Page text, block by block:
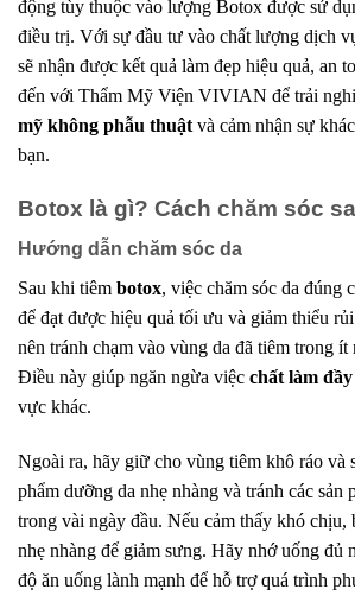
động tùy thuộc vào lượng Botox được sử
điều trị. Với sự đầu tư vào chất lượng dịch
sẽ nhận được kết quả làm đẹp hiệu quả, an
đến với Thẩm Mỹ Viện VIVIAN để trải
mỹ không phẫu thuật và cảm nhận sự
bạn.
Botox là gì? Cách chăm sóc
Hướng dẫn chăm sóc da
Sau khi tiêm botox, việc chăm sóc da đúng
để đạt được hiệu quả tối ưu và giảm thiểu
nên tránh chạm vào vùng da đã tiêm trong ít
Điều này giúp ngăn ngừa việc chất làm đầy
vực khác.
Ngoài ra, hãy giữ cho vùng tiêm khô ráo và
phẩm dưỡng da nhẹ nhàng và tránh các sản
trong vài ngày đầu. Nếu cảm thấy khó chịu,
nhẹ nhàng để giảm sưng. Hãy nhớ uống đủ
độ ăn uống lành mạnh để hỗ trợ quá trình